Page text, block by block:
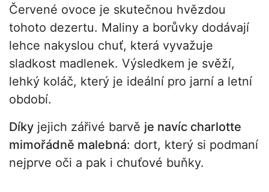
Červené ovoce je skutečnou hvězdou
tohoto dezertu. Maliny a borůvky dodávají
lehce nakyslou chuť, která vyvažuje
sladkost madlenek. Výsledkem je svěží,
lehký koláč, který je ideální pro jarní a letní
období.
Díky jejich zářivé barvě je navíc charlotte
mimořádně malebná: dort, který si podmaní
nejprve oči a pak i chuťové buňky.